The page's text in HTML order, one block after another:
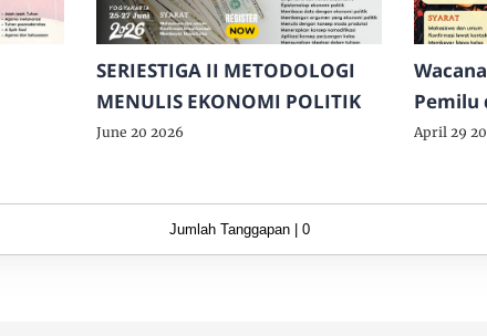
SERIESTIGA II METODOLOGI
MENULIS EKONOMI POLITIK
June 20 2026
Pemilu
April 29
Jumlah Tanggapan | 0